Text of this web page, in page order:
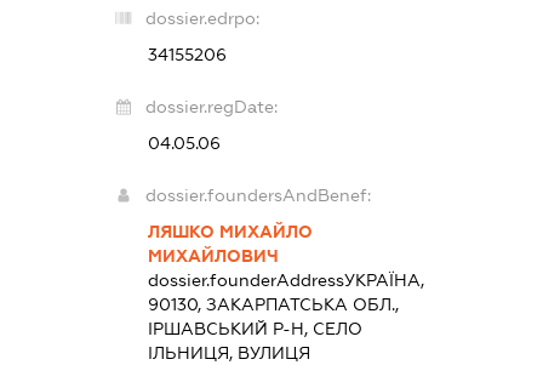
dossier.edrpo:
34155206
dossier.regDate:
04.05.06
dossier.foundersAndBenef:
ЛЯШКО МИХАЙЛО
МИХАЙЛОВИЧ
dossier.founderAddressУКРАЇНА,
90130, ЗАКАРПАТСЬКА ОБЛ.,
ІРШАВСЬКИЙ Р-Н, СЕЛО
ІЛЬНИЦЯ, ВУЛИЦЯ